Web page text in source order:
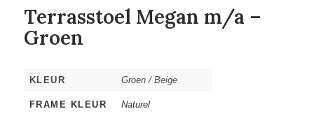
Terrasstoel Megan m/a –
Groen
KLEUR Groen / Beige
FRAME KLEUR Naturel